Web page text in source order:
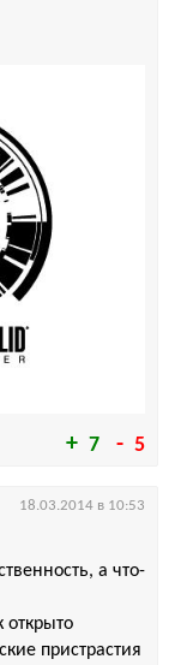
7 5
а что-
пристрастия
18.03.2014 в 10:53